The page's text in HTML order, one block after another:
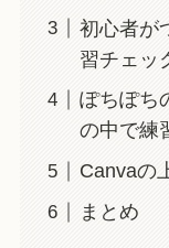
初心者が
習チェッ
ぽちぽち
の中で練
Canvaの
まとめ